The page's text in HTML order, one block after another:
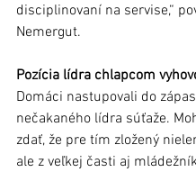
disciplinovaní na servise,“
Nemergut.
Pozícia lídra chlapcom
Domáci nastupovali do
nečakaného lídra súťaže.
zdať, že pre tím zložený
ale z veľkej časti aj